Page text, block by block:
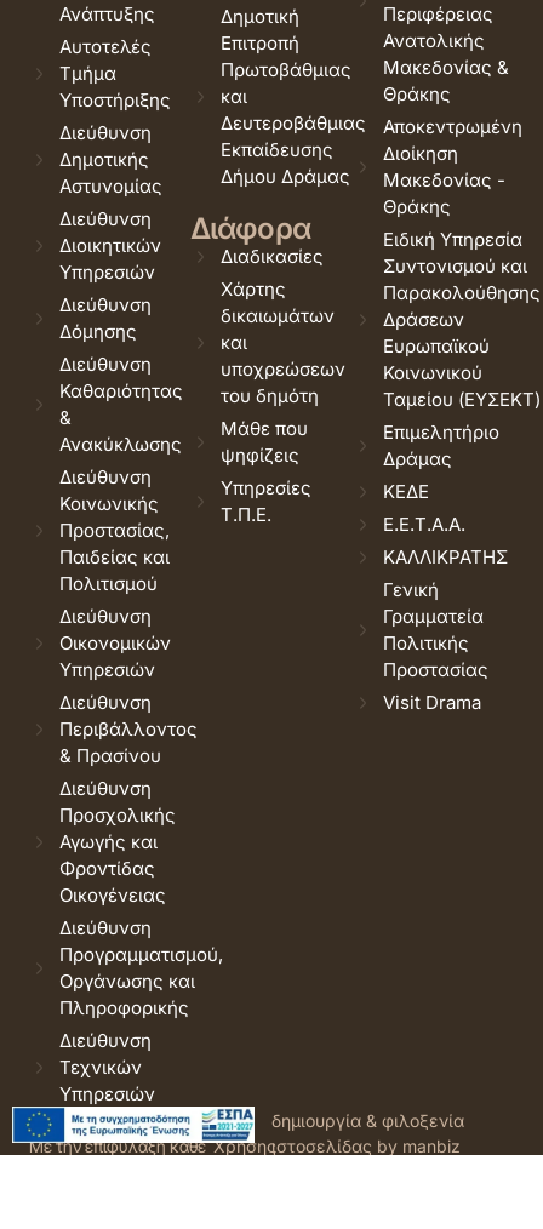
Ανάπτυξης
Αυτοτελές
Τμήμα
Υποστήριξης
Διεύθυνση
Δημοτικής
Αστυνομίας
Διεύθυνση
Διοικητικών
Υπηρεσιών
Διεύθυνση
Δόμησης
Διεύθυνση
Καθαριότητας
&
Ανακύκλωσης
Διεύθυνση
Κοινωνικής
Προστασίας,
Παιδείας και
Πολιτισμού
Διεύθυνση
Οικονομικών
Υπηρεσιών
Διεύθυνση
Περιβάλλοντος
& Πρασίνου
Διεύθυνση
Προσχολικής
Αγωγής και
Φροντίδας
Οικογένειας
Διεύθυνση
Προγραμματισμού,
Οργάνωσης και
Πληροφορικής
Διεύθυνση
Τεχνικών
Υπηρεσιών
Δημοτική
Επιτροπή
Πρωτοβάθμιας
και
Δευτεροβάθμιας
Εκπαίδευσης
Δήμου Δράμας
Διάφορα
Διαδικασίες
Χάρτης
δικαιωμάτων
και
υποχρεώσεων
του δημότη
Μάθε που
ψηφίζεις
Υπηρεσίες
Τ.Π.Ε.
Περιφέρειας
Ανατολικής
Μακεδονίας &
Θράκης
Αποκεντρωμένη
Διοίκηση
Μακεδονίας -
Θράκης
Ειδική Υπηρεσία
Συντονισμού και
Παρακολούθησης
Δράσεων
Ευρωπαϊκού
Κοινωνικού
Ταμείου (ΕΥΣΕΚΤ)
Επιμελητήριο
Δράμας
ΚΕΔΕ
Ε.Ε.Τ.Α.Α.
ΚΑΛΛΙΚΡΑΤΗΣ
Γενική
Γραμματεία
Πολιτικής
Προστασίας
Visit Drama
© 2026 Δήμος Δράμας.
Με την επιφύλαξη κάθε
Όροι
Χρήσης
δημιουργία & φιλοξενία
ιστοσελίδας by manbiz